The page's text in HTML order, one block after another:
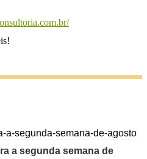
a segunda semana de